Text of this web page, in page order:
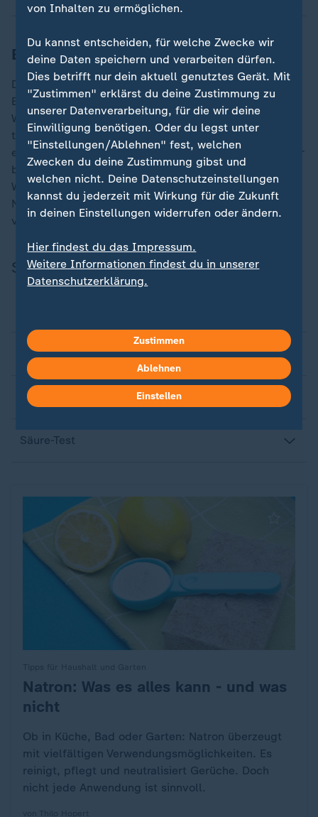
Empfohlener Putz-Rhythmus
Die Tester kritisierten, dass der Hersteller des WC-
Ente-Reinigers empfehle, das Produkt dreimal pro
Woche anzuwenden. Bei Domestos sei sogar der
tägliche Gebrauch empfohlen. Beide Produkte
enthielten umweltschädliche Substanzen sowie schwer
biologisch abbaubare Phosphonate, so die Tester.
Weiterhin werteten die Tester acht Produkte um eine
Note ab, da auf diesen der Hinweis, sie sparsam zu
verwenden, fehlte.
So wurde getestet
Untersuchungen im Labor
Praxistests
Säure-Test
:Natron: Was es alles kann - und was
nicht
Ob in Küche, Bad oder Garten: Natron überzeugt
mit vielfältigen Verwendungsmöglichkeiten. Es
reinigt, pflegt und neutralisiert Gerüche. Doch
nicht jede Anwendung ist sinnvoll.
von Inhalten zu ermöglichen.
Du kannst entscheiden, für welche Zwecke wir
deine Daten speichern und verarbeiten dürfen.
Dies betrifft nur dein aktuell genutztes Gerät. Mit
"Zustimmen" erklärst du deine Zustimmung zu
unserer Datenverarbeitung, für die wir deine
Einwilligung benötigen. Oder du legst unter
"Einstellungen/Ablehnen" fest, welchen
Zwecken du deine Zustimmung gibst und
welchen nicht. Deine Datenschutzeinstellungen
kannst du jederzeit mit Wirkung für die Zukunft
in deinen Einstellungen widerrufen oder ändern.
Hier findest du das Impressum.
Weitere Informationen findest du in unserer
Datenschutzerklärung.
Zustimmen
Ablehnen
Einstellen